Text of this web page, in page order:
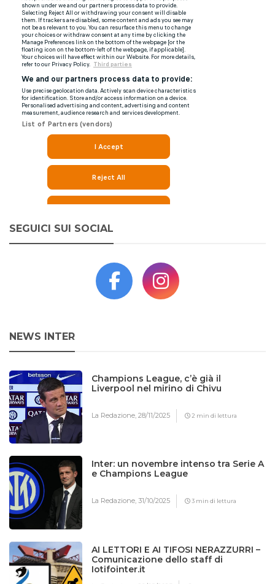
SEGUICI SUI SOCIAL
NEWS INTER
Champions League, c’è già il
Liverpool nel mirino di Chivu
La Redazione,28/11/2025 2 min di lettura
Inter: un novembre intenso tra Serie A
e Champions League
La Redazione,31/10/2025 3 min di lettura
AI LETTORI E AI TIFOSI NERAZZURRI –
Comunicazione dello staff di
Iotifointer.it